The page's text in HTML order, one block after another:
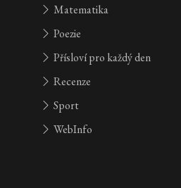
Matematika
Poezie
Přísloví pro každý den
Recenze
Sport
WebInfo